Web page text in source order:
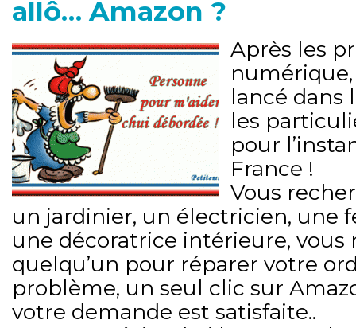
allô… Amazon ?
Après les
numérique,
lancé dans
les
pour
France !
Vous
un jardinier, un électricien, une
une décoratrice intérieure, vous
quelqu’un pour réparer votre
problème, un seul clic sur
votre demande est satisfaite..